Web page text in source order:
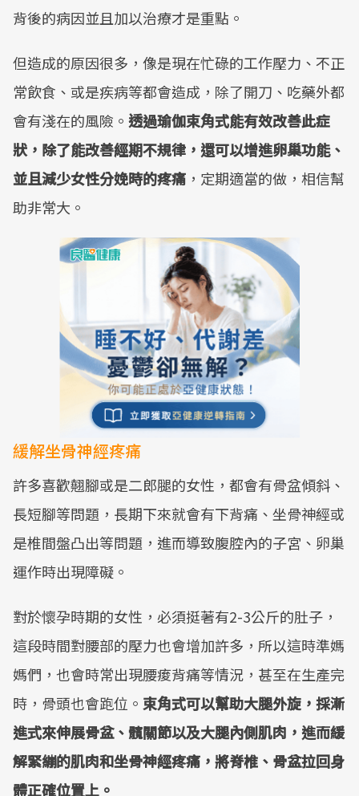
背後的病因並且加以治療才是重點。
但造成的原因很多，像是現在忙碌的工作壓力、不正
常飲食、或是疾病等都會造成，除了開刀、吃藥外都
會有淺在的風險。 透過瑜伽束角式能有效改善此症
狀，除了能改善經期不規律，還可以增進卵巢功能、
並且減少女性分娩時的疼痛 ，定期適當的做，相信幫
助非常大。
緩解坐骨神經疼痛
許多喜歡翹腳或是二郎腿的女性，都會有骨盆傾斜、
長短腳等問題，長期下來就會有下背痛、坐骨神經或
是椎間盤凸出等問題，進而導致腹腔內的子宮、卵巢
運作時出現障礙。
對於懷孕時期的女性，必須挺著有2-3公斤的肚子，
這段時間對腰部的壓力也會增加許多，所以這時準媽
媽們，也會時常出現腰痠背痛等情況，甚至在生產完
時，骨頭也會跑位。 束角式可以幫助大腿外旋，採漸
進式來伸展骨盆、髖關節以及大腿內側肌肉，進而緩
解緊繃的肌肉和坐骨神經疼痛，將脊椎、骨盆拉回身
體正確位置上。